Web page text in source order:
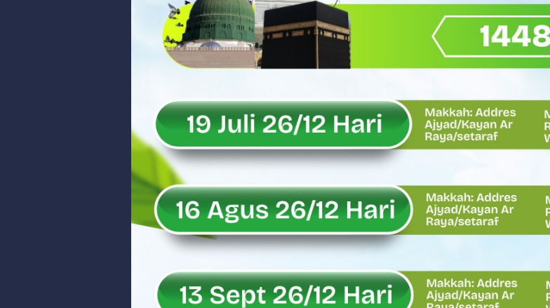
Dilantik sebagai Ketua Umum Gema Keadilan, Rahmat Saleh Ajak Anak Muda
Bangunan Liar di Atas Aset PT KAI Diduga Dibiarkan, Publik Pertanyakan
Soal Isu Kejati Sumatera Barat Jemput Mahasiswa Paska Demo, Ini Bantahan
Danrem 032/Wbr: Jadikan Pengabdian sebagai Ibadah kepada Tuhan Yang
Ini Penjelasan Kejaksaan Tinggi Sumatera Barat tentang Kasus Jembatan
Rahmat Saleh Ingatkan Agrinas soal Defisit Operasional dan Pendapatan
Danrem 032/Wbr Kunjungi Kodim 0311/Pesisir Selatan, Apresiasi Dedikasi Prajurit
Sita Uang Tunai Rp 3 M terkait Kasus Dermaga Labuhan Bajau di Mentawai, Ini
Rahmat Saleh Sebut Langkah Dony Oskaria Audit 750 BUMN Momentum